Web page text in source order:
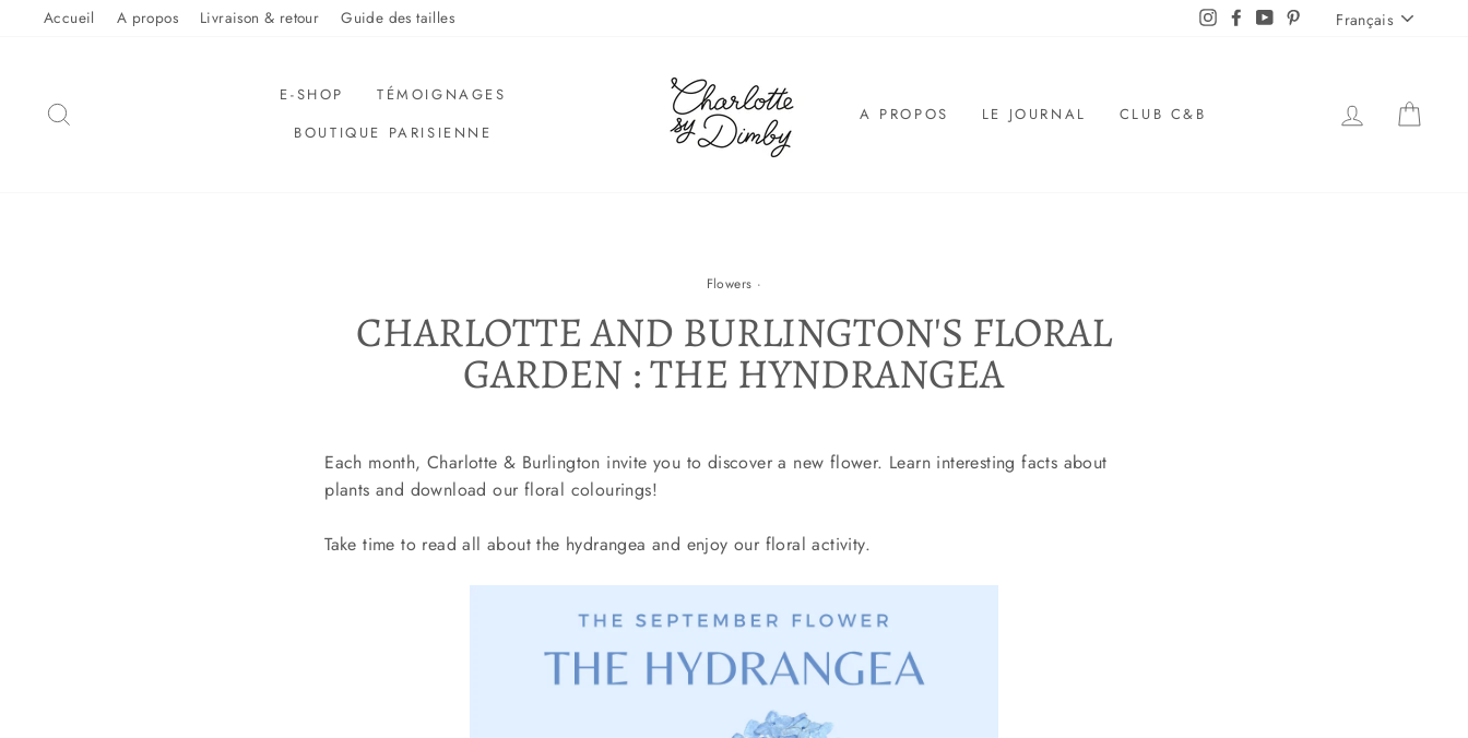
SauterAccueil A propos Livraison & retour Guide des tailles InstagramFacebookYouTubePinterestLANGUE
Français
E-SHOP
TÉMOIGNAGES
BOUTIQUE PARISIENNE
A PROPOS LE JOURNAL CLUB C&B SE LOGUER
Flowers ·
CHARLOTTE AND BURLINGTON'S FLORAL
GARDEN : THE HYNDRANGEA
Each month, Charlotte & Burlington invite you to discover a new flower. Learn interesting facts about
plants and download our floral colourings!
Take time to read all about the hydrangea and enjoy our floral activity.